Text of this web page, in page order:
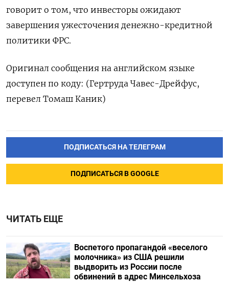
говорит о том, что инвесторы ожидают
завершения ужесточения денежно-кредитной
политики ФРС.
Оригинал сообщения на английском языке
доступен по коду: (Гертруда Чавес-Дрейфус,
перевел Томаш Каник)
ПОДПИСАТЬСЯ НА ТЕЛЕГРАМ
ПОДПИСАТЬСЯ В GOOGLE
ЧИТАТЬ ЕЩЕ
Воспетого пропагандой «веселого
молочника» из США решили
выдворить из России после
обвинений в адрес Минсельхоза